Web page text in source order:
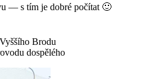
— s tím je dobré počítat 🙂
Brodu
dospělého